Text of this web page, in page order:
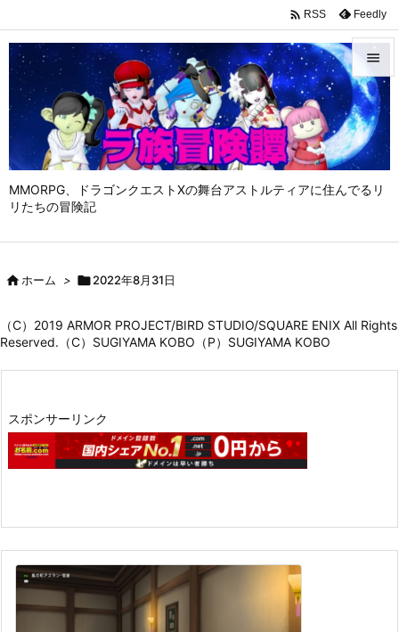
MMORPG、ドラゴンクエストⅩの舞台アストルティアに住んでるリ
リたちの冒険記


メニュ

サイド

 RSS Feedly
ホーム > 2022年8月31日
（C）2019 ARMOR PROJECT/BIRD STUDIO/SQUARE ENIX All Rights
Reserved.（C）SUGIYAMA KOBO（P）SUGIYAMA KOBO
スポンサーリンク